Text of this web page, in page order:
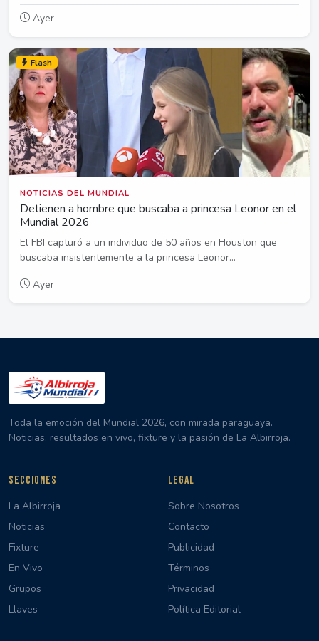
Ayer
Flash
NOTICIAS DEL MUNDIAL
Detienen a hombre que buscaba a princesa Leonor en el
Mundial 2026
El FBI capturó a un individuo de 50 años en Houston que
buscaba insistentemente a la princesa Leonor...
Ayer
Toda la emoción del Mundial 2026, con mirada paraguaya.
Noticias, resultados en vivo, fixture y la pasión de La Albirroja.
SECCIONES
La Albirroja
Noticias
Fixture
En Vivo
Grupos
Llaves
LEGAL
Sobre Nosotros
Contacto
Publicidad
Términos
Privacidad
Política Editorial